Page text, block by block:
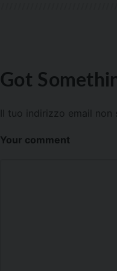
Got
Il tuo indirizzo email non
Your comment